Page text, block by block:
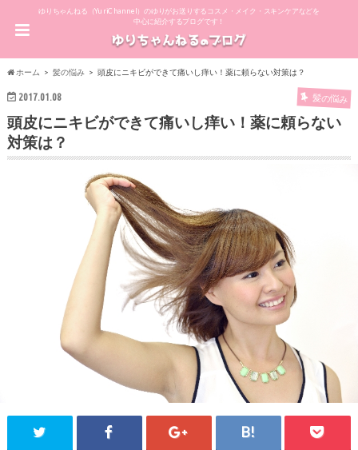
ゆりちゃんねる（YuriChannel）のゆりがお送りするコスメ・メイク・スキンケアなどを
中心に紹介するブログです！
ホーム 髪の悩み 頭皮にニキビができて痛いし痒い！薬に頼らない対策は？
2017.01.08 髪の悩み
頭皮にニキビができて痛いし痒い！薬に頼らない
対策は？